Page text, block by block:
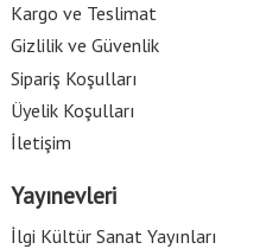
Kargo ve Teslimat
Gizlilik ve Güvenlik
Sipariş Koşulları
Üyelik Koşulları
İletişim
Yayınevleri
İlgi Kültür Sanat Yayınları